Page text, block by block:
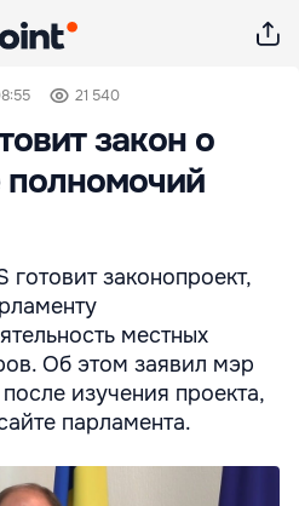
21 540
закон о
полномочий
законопроект,
местных
Об этом заявил мэр
изучения проекта,
парламента.